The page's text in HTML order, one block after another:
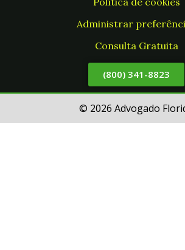
Administrar
Consulta Gratuita
(800) 341-8823
© 2026 Advogado